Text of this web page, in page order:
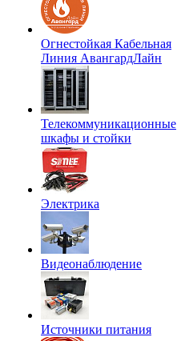
Огнестойкая Кабельная
Линия АвангардЛайн
Телекоммуникационные
шкафы и стойки
Электрика
Видеонаблюдение
Источники питания